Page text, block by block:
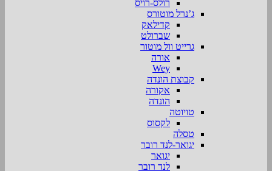
רולס-רויס
ג’נרל מוטורס
קדילאק
שברולט
גרייט וול מוטור
אורה
Wey
קבוצת הונדה
אקורה
הונדה
טויוטה
לקסוס
טסלה
יגואר-לנד רובר
יגואר
לנד רובר